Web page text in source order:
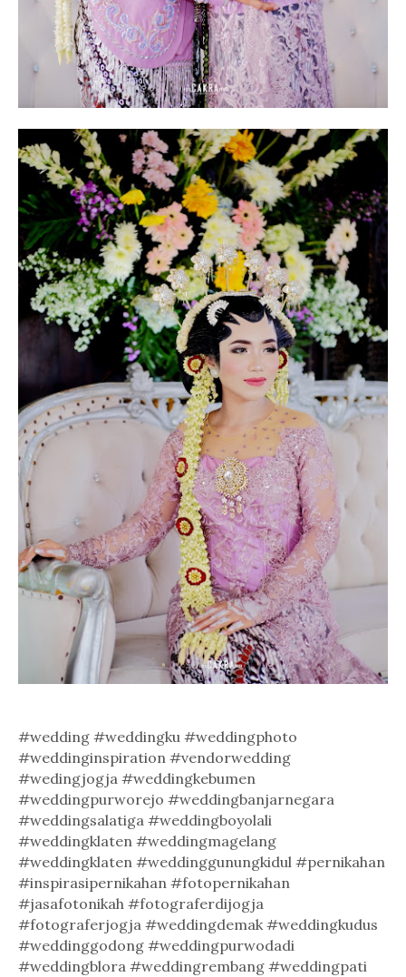
#wedding #weddingku #weddingphoto
#weddinginspiration #vendorwedding
#wedingjogja #weddingkebumen
#weddingpurworejo #weddingbanjarnegara
#weddingsalatiga #weddingboyolali
#weddingklaten #weddingmagelang
#weddingklaten #weddinggunungkidul #pernikahan
#inspirasipernikahan #fotopernikahan
#jasafotonikah #fotograferdijogja
#fotograferjogja #weddingdemak #weddingkudus
#weddinggodong #weddingpurwodadi
#weddingblora #weddingrembang #weddingpati